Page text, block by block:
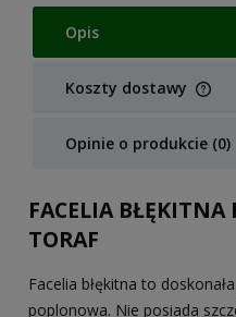
Opis
Koszty dostawy
Cena nie zawiera
Opinie o produkcie (0)
FACELIA
TORAF
Facelia błękitna to
poplonowa. Nie posiada